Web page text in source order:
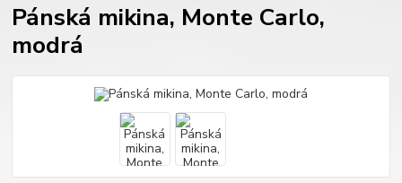
Pánská mikina, Monte Carlo,
modrá